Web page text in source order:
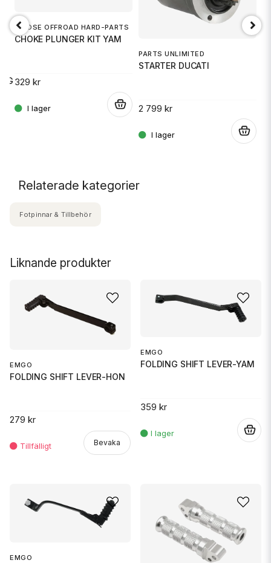
MOOSE OFFROAD HARD-PARTS
CHOKE PLUNGER KIT YAM
329 kr
PARTS UNLIMITED
STARTER DUCATI
2 799 kr
Liknande produkter
EMGO
FOLDING SHIFT LEVER-HON
279 kr
Bevaka
EMGO
FOLDING SHIFT LEVER-YAM
359 kr
EMGO
Relaterade kategorier
Fotpinnar & Tillbehör